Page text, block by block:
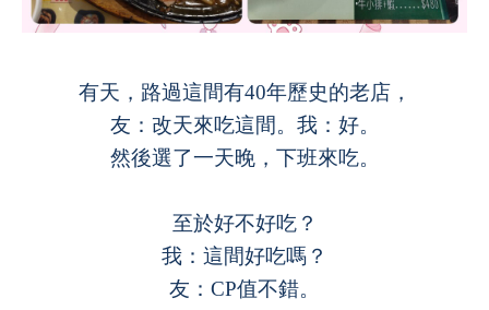
有天，路過這間有40年歷史的老店，
友：改天來吃這間。我：好。
然後選了一天晚，下班來吃。
至於好不好吃？
我：這間好吃嗎？
友： CP值不錯。